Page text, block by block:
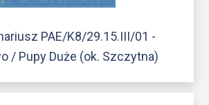
PAE/K8/29.15.III/01 -
/ Pupy Duże (ok. Szczytna)